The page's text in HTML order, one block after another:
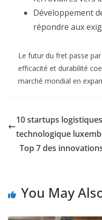
Développement
répondre aux
Le futur du fret passe
efficacité et durabilité
marché mondial en
10 startups
technologique
Top 7 des
You May